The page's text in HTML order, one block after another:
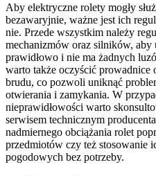
Aby elektryczne rolety mogły
bezawaryjnie, ważne jest ich
nie. Przede wszystkim należy
mechanizmów oraz silników, aby
prawidłowo i nie ma żadnych
warto także oczyścić prowadnice
brudu, co pozwoli uniknąć
otwierania i zamykania. W
nieprawidłowości warto
serwisem technicznym
nadmiernego obciążania rolet
przedmiotów czy też stosowanie
pogodowych bez potrzeby.